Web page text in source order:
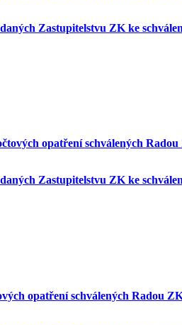
Zastupitelstvu ZK ke
opatření schválených Radou
Zastupitelstvu ZK ke
opatření schválených Radou